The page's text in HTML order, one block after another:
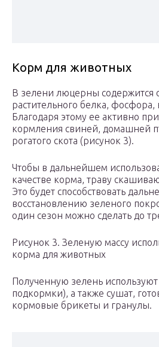
Корм для животных
В зелени люцерны содержится
растительного белка,
Благодаря этому ее активно
кормления свиней, домашней
рогатого скота (рисунок 3).
Чтобы в дальнейшем
качестве корма, траву
Это будет способствовать
восстановлению зеленого
один сезон можно сделать до
Рисунок 3. Зеленую массу
корма для животных
Полученную зелень
подкормки), а также сушат,
кормовые брикеты и гранулы.